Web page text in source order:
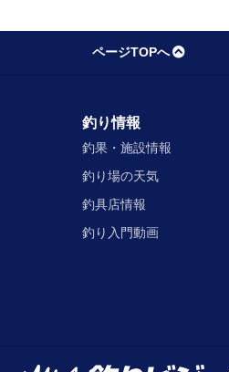
ページTOPへ
釣り情報
釣果・施設情報
釣り場の天気
釣具店情報
釣り入門動画